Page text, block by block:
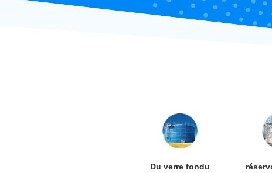
Du verre fondu